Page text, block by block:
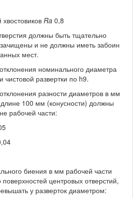
Ra 0,8
должны быть тщательно
и не должны иметь забоин
мест.
номинального диаметра
чистовой развертки по h9.
разности диаметров в мм
длине 100 мм (конусности) должны
рабочей части:
биения в мм рабочей части
поверхностей центровых отверстий,
у разверток диаметром: